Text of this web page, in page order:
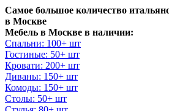
Самое большое количество
в Москве
Мебель в Москве в наличии:
Спальни: 100+ шт
Гостиные: 50+ шт
Кровати: 200+ шт
Диваны: 150+ шт
Комоды: 150+ шт
Столы: 50+ шт